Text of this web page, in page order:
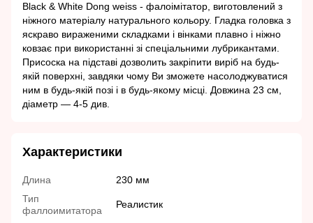
Black & White Dong weiss - фалоімітатор, виготовлений з
ніжного матеріалу натурального кольору. Гладка головка з
яскраво вираженими складками і вінками плавно і ніжно
ковзає при використанні зі спеціальними лубрикантами.
Присоска на підставі дозволить закріпити виріб на будь-
якій поверхні, завдяки чому Ви зможете насолоджуватися
ним в будь-якій позі і в будь-якому місці. Довжина 23 см,
діаметр ― 4-5 див.
Характеристики
Длина
230 мм
Тип
фаллоимитатора
Реалистик